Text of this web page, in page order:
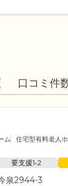
口コミ件
ム 住宅型有料老人
要支援1•2
泉2944-3